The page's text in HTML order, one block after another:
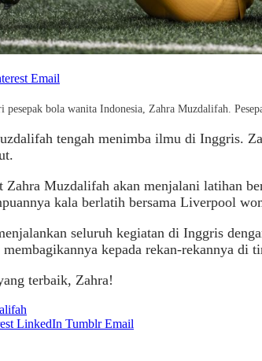
Email
pesepak bola wanita Indonesia, Zahra Muzdalifah.
tengah menimba ilmu di Inggris.
Zahra Muzdalifah akan menjalani latihan
kala berlatih bersama Liverpool
seluruh kegiatan di Inggris
kepada rekan-rekannya di
terbaik, Zahra!
LinkedIn Tumblr Email